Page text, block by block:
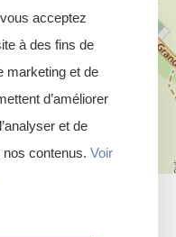
acceptez
à des fins de
marketing et de
d’améliorer
et de
contenus. Voir